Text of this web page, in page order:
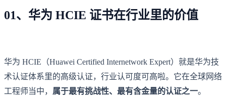
01、华为 HCIE 证书在行业里的价值
华为 HCIE（Huawei Certified Internetwork Expert）就是华为技
术认证体系里的高级认证，行业认可度可高啦。它在全球网络
工程师当中， 属于最有挑战性、最有含金量的认证之一。